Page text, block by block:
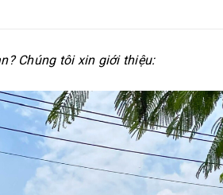
Chúng tôi xin giới thiệu: